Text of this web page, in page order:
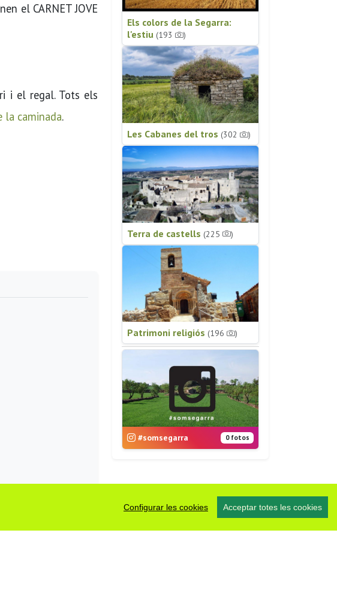
Configurar les cookies Acceptar totes les cookies
el CARNET JOVE
i el regal. Tots els
la caminada.
Els colors de la Segarra:
l'estiu (193 )
Les Cabanes del tros (302 )
Terra de castells (225 )
Patrimoni religiós (196 )
#somsegarra 0 fotos